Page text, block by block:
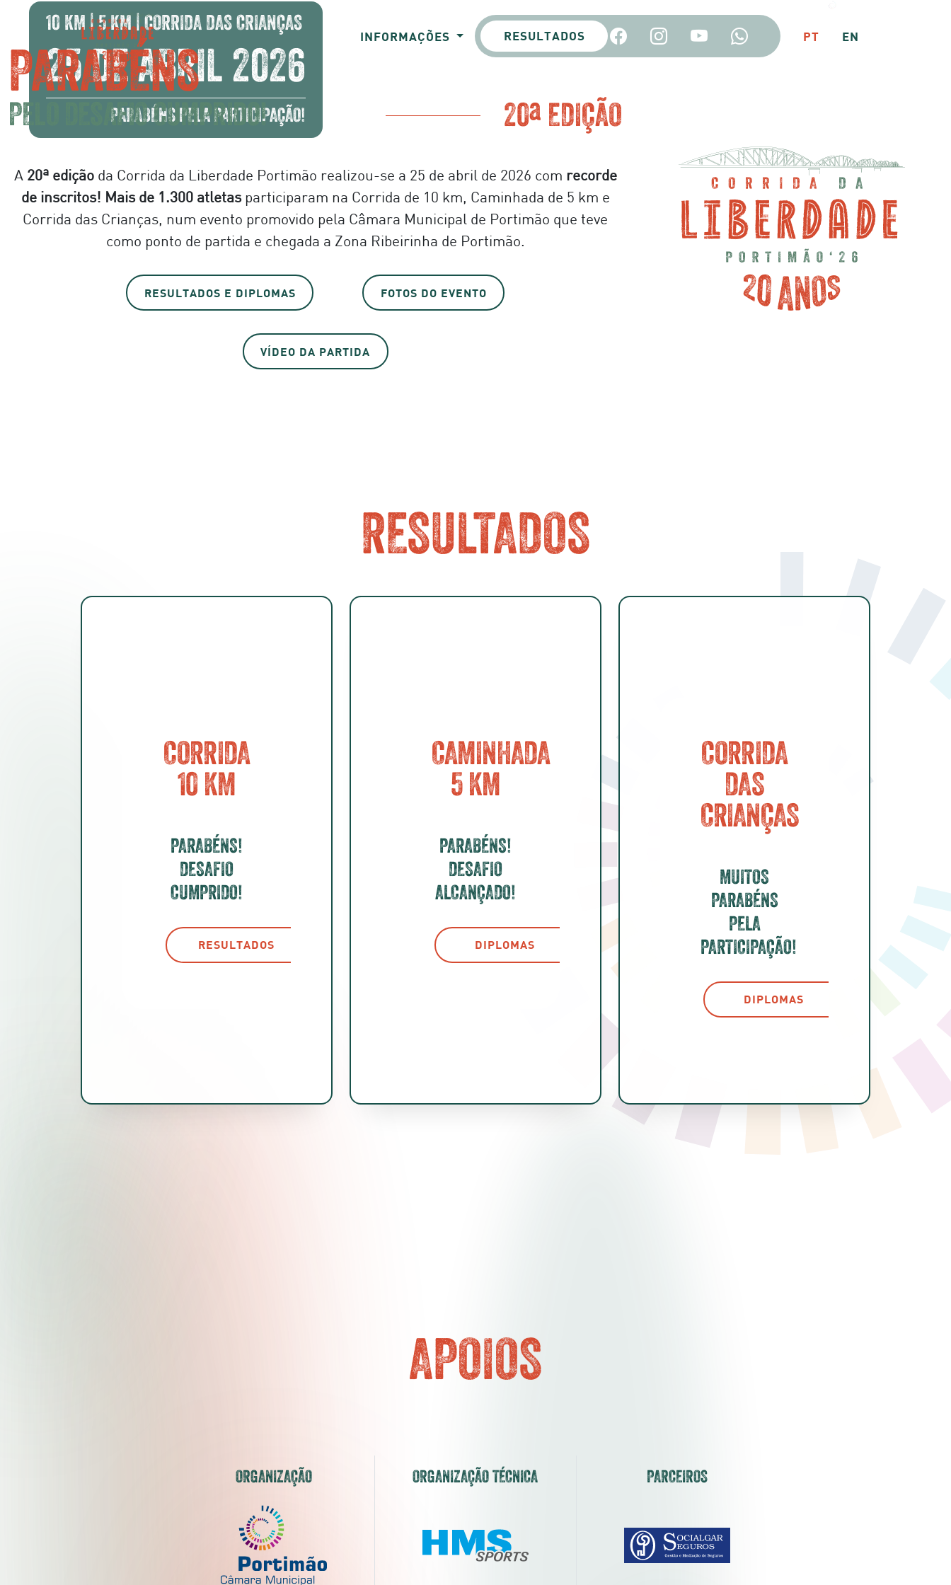
INFORMAÇÕES RESULTADOS PT EN
10 KM | 5 KM | CORRIDA DAS CRIANÇAS
25 DE ABRIL 2026
PARABÉNS PELA PARTICIPAÇÃO!
Anterior
PARABÉNS
PELO DESAFIO CUMPRIDO! 20ª EDIÇÃO
A 20ª ediçãoda Corrida da Liberdade Portimão realizou-se a 25 de abril de 2026 com recorde
de inscritos! Mais de 1.300atletasparticiparam na Corrida de 10 km, Caminhada de 5 km e
Corrida das Crianças, num evento promovido pela Câmara Municipal de Portimão que teve
como ponto de partida e chegada a Zona Ribeirinha de Portimão.
RESULTADOS E DIPLOMAS FOTOS DO EVENTO
VÍDEO DA PARTIDA
RESULTADOS
CORRIDA
10 KM
PARABÉNS!
DESAFIO
CUMPRIDO!
RESULTADOS
CAMINHADA
5 KM
PARABÉNS!
DESAFIO
ALCANÇADO!
DIPLOMAS
CORRIDA
DAS
CRIANÇAS
MUITOS
PARABÉNS
PELA
PARTICIPAÇÃO!
DIPLOMAS
APOIOS
ORGANIZAÇÃO ORGANIZAÇÃO TÉCNICA PARCEIROS